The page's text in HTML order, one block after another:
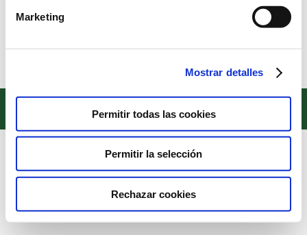
Marketing
Mostrar detalles
Permitir todas las cookies
Permitir la selección
Rechazar cookies
Feliz Navidad
Copyright © 2022. Todos los derechos reservados
Textos legales